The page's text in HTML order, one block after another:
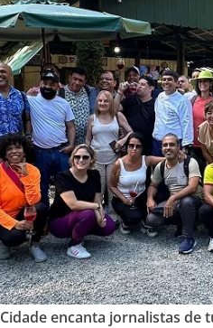
Cidade encanta jornalistas de